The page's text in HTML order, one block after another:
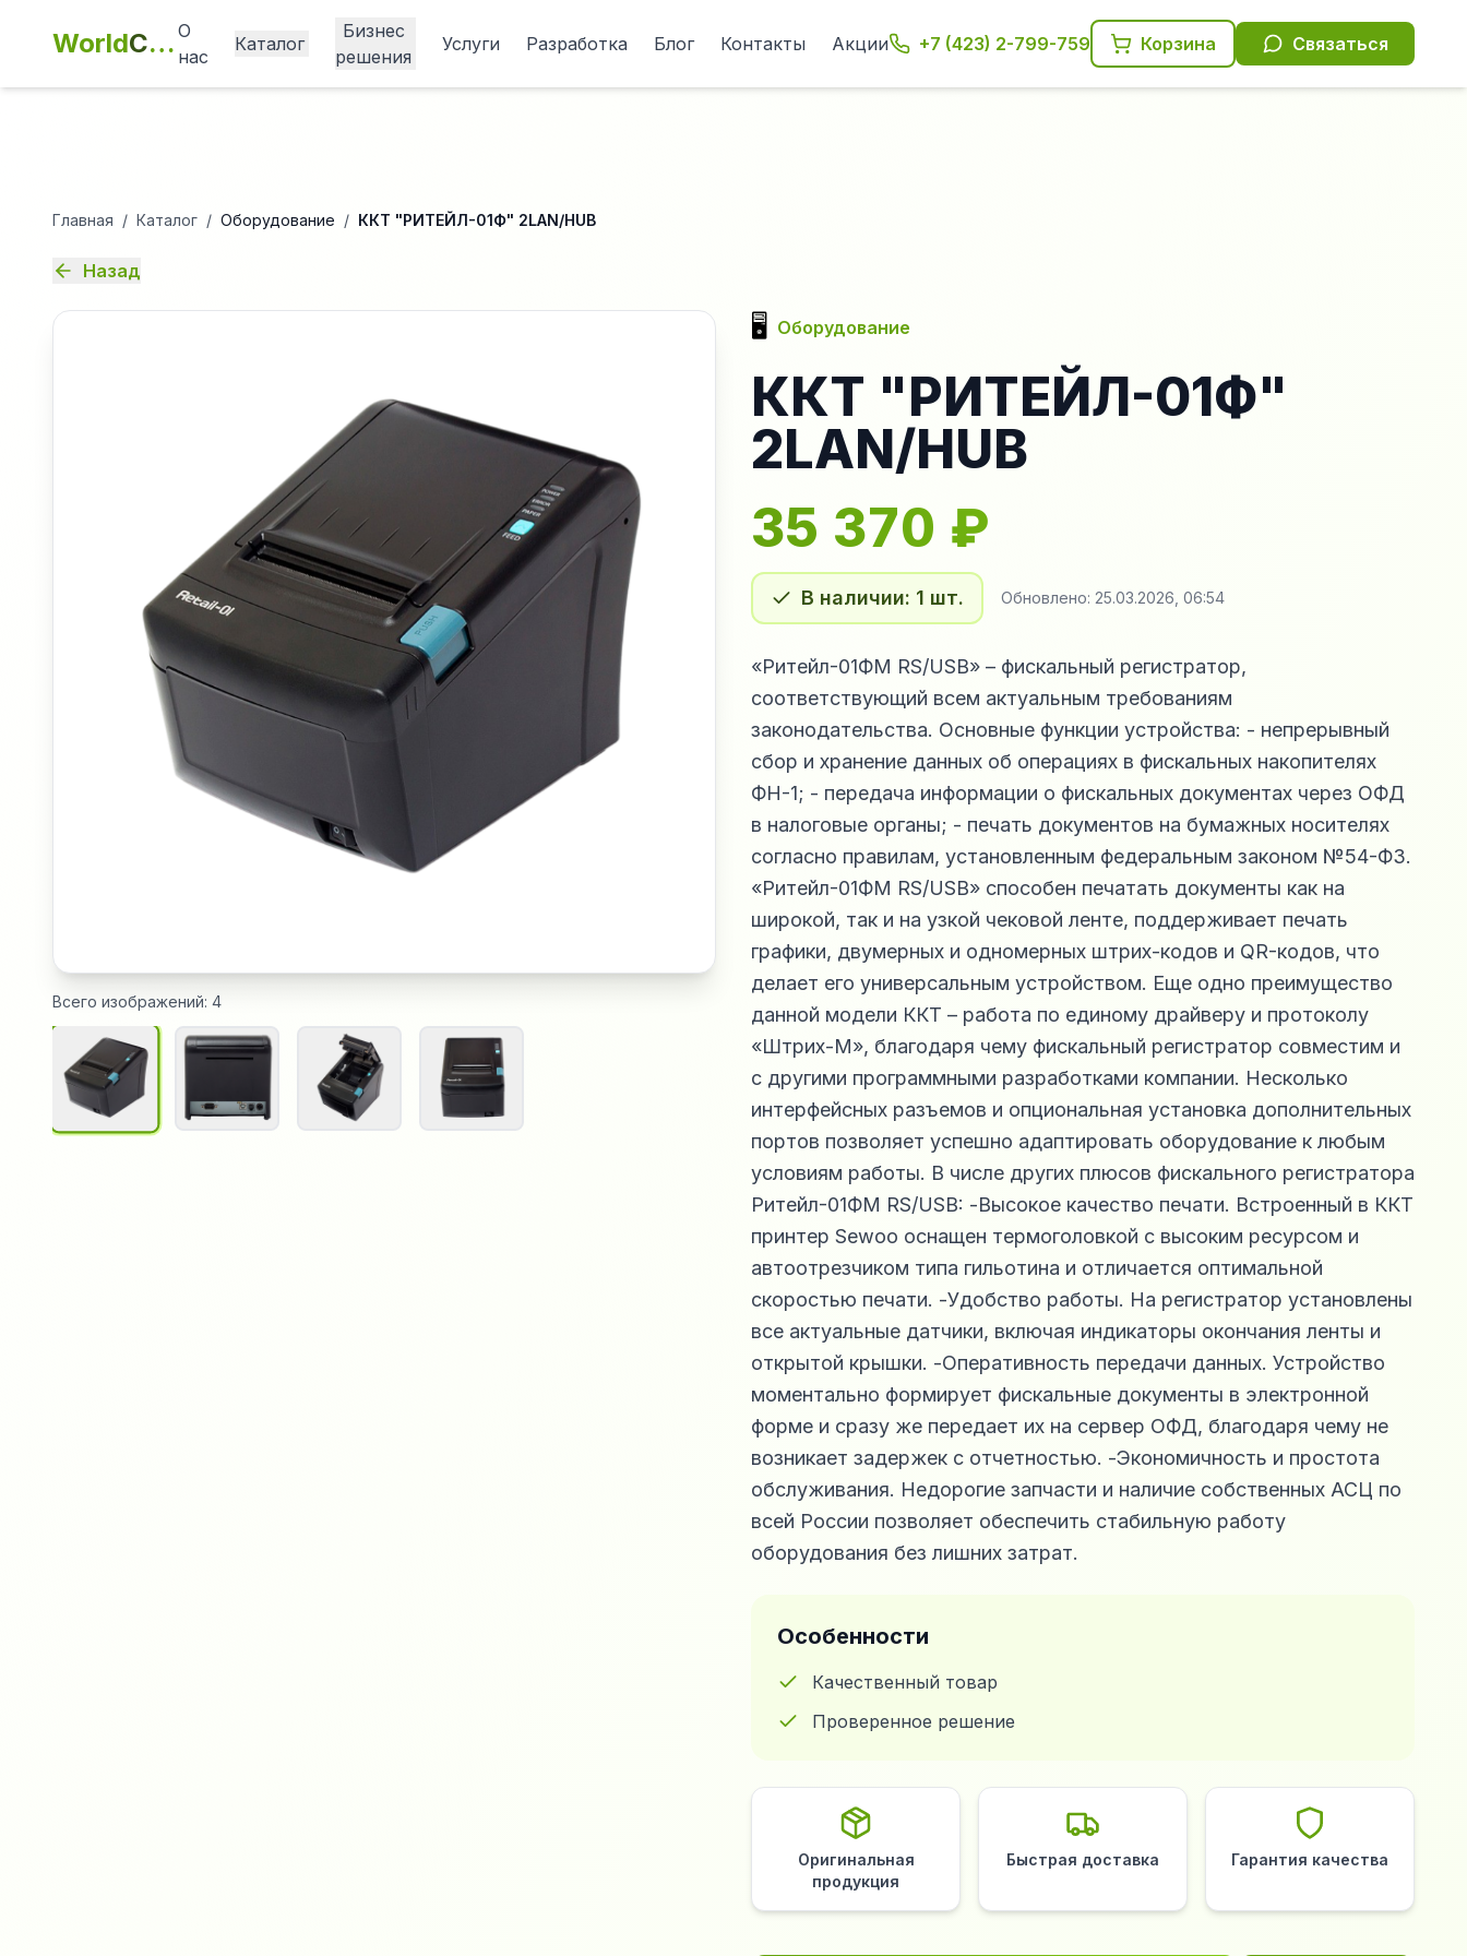
WorldCashbox
О
нас
Каталог
Бизнес
решения
Услуги Разработка Блог Контакты Акции +7 (423) 2-799-759 Корзина Связаться
Главная / Каталог / Оборудование / ККТ "РИТЕЙЛ-01Ф" 2LAN/HUB
Назад
Всего изображений: 4
🖥️ Оборудование
ККТ "РИТЕЙЛ-01Ф"
2LAN/HUB
35 370 ₽
В наличии: 1 шт. Обновлено: 25.03.2026, 06:54
«Ритейл-01ФМ RS/USB» – фискальный регистратор,
соответствующий всем актуальным требованиям
законодательства. Основные функции устройства: - непрерывный
сбор и хранение данных об операциях в фискальных накопителях
ФН-1; - передача информации о фискальных документах через ОФД
в налоговые органы; - печать документов на бумажных носителях
согласно правилам, установленным федеральным законом №54-ФЗ.
«Ритейл-01ФМ RS/USB» способен печатать документы как на
широкой, так и на узкой чековой ленте, поддерживает печать
графики, двумерных и одномерных штрих-кодов и QR-кодов, что
делает его универсальным устройством. Еще одно преимущество
данной модели ККТ – работа по единому драйверу и протоколу
«Штрих-М», благодаря чему фискальный регистратор совместим и
с другими программными разработками компании. Несколько
интерфейсных разъемов и опциональная установка дополнительных
портов позволяет успешно адаптировать оборудование к любым
условиям работы. В числе других плюсов фискального регистратора
Ритейл-01ФМ RS/USB: -Высокое качество печати. Встроенный в ККТ
принтер Sewoo оснащен термоголовкой с высоким ресурсом и
автоотрезчиком типа гильотина и отличается оптимальной
скоростью печати. -Удобство работы. На регистратор установлены
все актуальные датчики, включая индикаторы окончания ленты и
открытой крышки. -Оперативность передачи данных. Устройство
моментально формирует фискальные документы в электронной
форме и сразу же передает их на сервер ОФД, благодаря чему не
возникает задержек с отчетностью. -Экономичность и простота
обслуживания. Недорогие запчасти и наличие собственных АСЦ по
всей России позволяет обеспечить стабильную работу
оборудования без лишних затрат.
Особенности
Качественный товар
Проверенное решение
Оригинальная
продукция
Быстрая доставка Гарантия качества